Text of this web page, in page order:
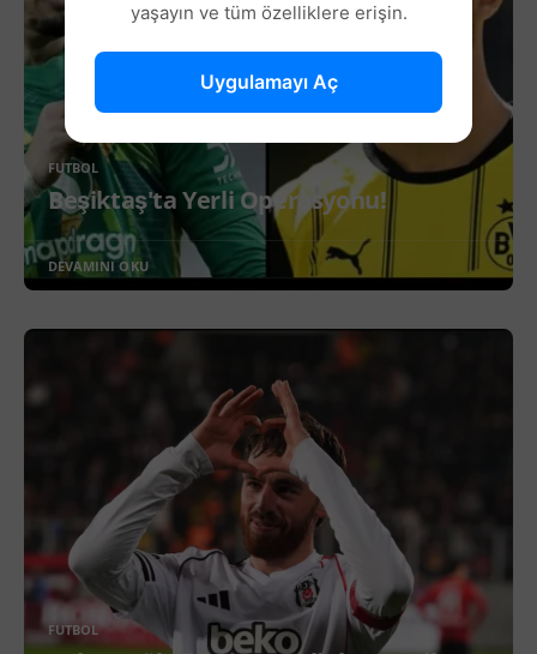
FUTBOL
Beşiktaş'ta Yerli Operasyonu!
DEVAMINI OKU
FUTBOL
yaşayın ve tüm özelliklere erişin.
Uygulamayı Aç